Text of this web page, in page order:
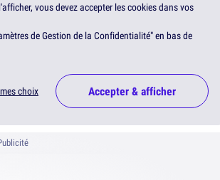
vous devez accepter les cookies dans vos
de Gestion de la Confidentialité" en bas de
choix Accepter & afficher